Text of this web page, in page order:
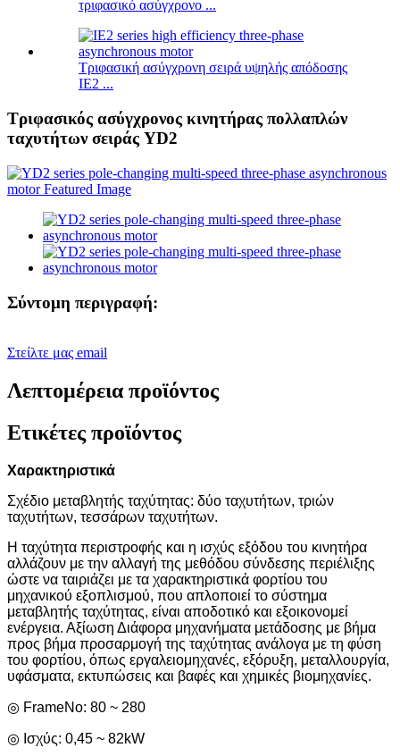
τριφασικό ασύγχρονο ...
Τριφασική ασύγχρονη σειρά υψηλής απόδοσης
IE2 ...
Τριφασικός ασύγχρονος κινητήρας πολλαπλών
ταχυτήτων σειράς YD2
Σύντομη περιγραφή:
Στείλτε μας email
Λεπτομέρεια προϊόντος
Ετικέτες προϊόντος
Χαρακτηριστικά
Σχέδιο μεταβλητής ταχύτητας: δύο ταχυτήτων, τριών
ταχυτήτων, τεσσάρων ταχυτήτων.
Η ταχύτητα περιστροφής και η ισχύς εξόδου του κινητήρα
αλλάζουν με την αλλαγή της μεθόδου σύνδεσης περιέλιξης
ώστε να ταιριάζει με τα χαρακτηριστικά φορτίου του
μηχανικού εξοπλισμού, που απλοποιεί το σύστημα
μεταβλητής ταχύτητας, είναι αποδοτικό και εξοικονομεί
ενέργεια. Αξίωση Διάφορα μηχανήματα μετάδοσης με βήμα
προς βήμα προσαρμογή της ταχύτητας ανάλογα με τη φύση
του φορτίου, όπως εργαλειομηχανές, εξόρυξη, μεταλλουργία,
υφάσματα, εκτυπώσεις και βαφές και χημικές βιομηχανίες.
◎ FrameNo: 80 ~ 280
◎ Ισχύς: 0,45 ~ 82kW